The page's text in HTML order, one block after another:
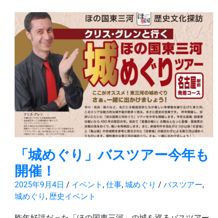
「城めぐり」バスツアー今年も
開催！
2025年9月4日 / イベント , 仕事, 城めぐり / バスツアー,
城めぐり , 歴史イベント